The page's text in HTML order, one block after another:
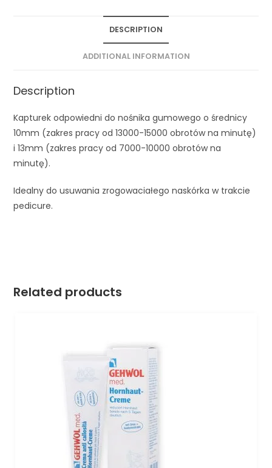
DESCRIPTION
ADDITIONAL INFORMATION
Description
Kapturek odpowiedni do nośnika gumowego o średnicy
10mm (zakres pracy od 13000-15000 obrotów na minutę)
i 13mm (zakres pracy od 7000-10000 obrotów na
minutę).
Idealny do usuwania zrogowaciałego naskórka w trakcie
pedicure.
Related products